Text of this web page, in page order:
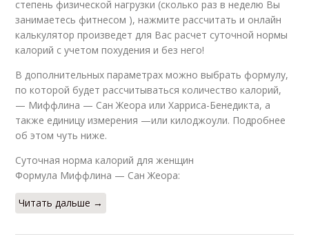
степень физической нагрузки (сколько раз в неделю Вы
занимаетесь фитнесом ), нажмите рассчитать и онлайн
калькулятор произведет для Вас расчет суточной нормы
калорий с учетом похудения и без него!
В дополнительных параметрах можно выбрать формулу,
по которой будет рассчитываться количество калорий,
— Миффлина — Сан Жеора или Харриса-Бенедикта, а
также единицу измерения —или килоджоули. Подробнее
об этом чуть ниже.
Суточная норма калорий для женщин
Формула Миффлина — Сан Жеора:
Читать дальше →